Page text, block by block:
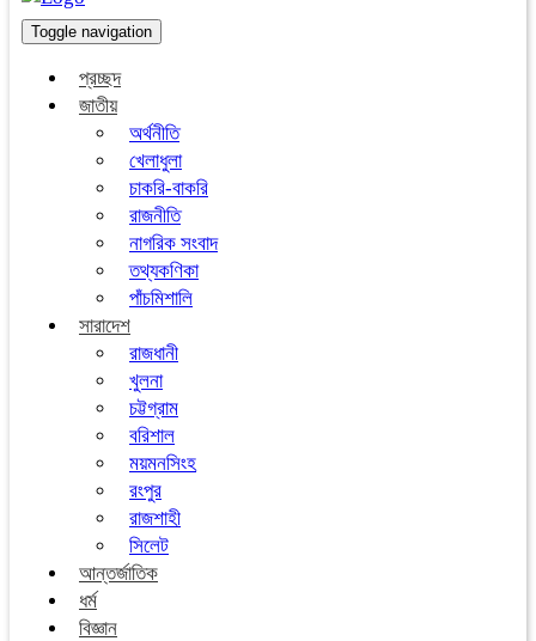
Toggle navigation
প্রচ্ছদ
জাতীয়
অর্থনীতি
খেলাধুলা
চাকরি-বাকরি
রাজনীতি
নাগরিক সংবাদ
তথ্যকণিকা
পাঁচমিশালি
সারাদেশ
রাজধানী
খুলনা
চট্টগ্রাম
বরিশাল
ময়মনসিংহ
রংপুর
রাজশাহী
সিলেট
আন্তর্জাতিক
ধর্ম
বিজ্ঞান